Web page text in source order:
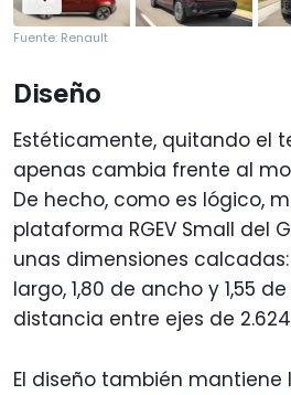
Fuente: Renault
Diseño
Estéticamente, quitando el
apenas cambia frente al
De hecho, como es lógico,
plataforma RGEV Small del
unas dimensiones
largo, 1,80 de ancho y 1,55
distancia entre ejes de
El diseño también mantiene